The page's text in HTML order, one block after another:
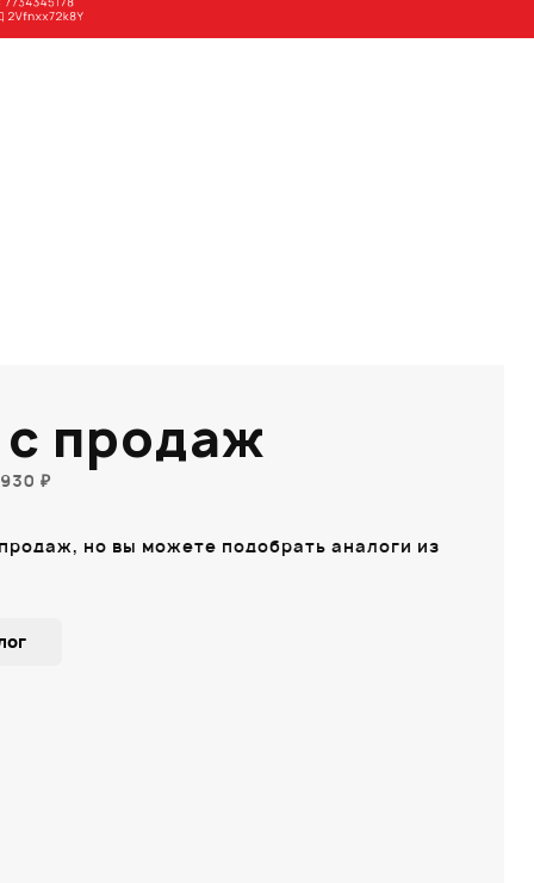
продаж
₽
но вы можете подобрать аналоги из